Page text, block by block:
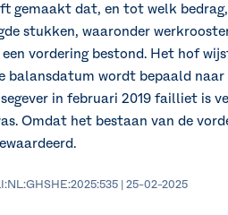
gemaakt dat, en tot welk
stukken, waaronder
vordering bestond. Het hof
balansdatum wordt bepaald
in februari 2019 failliet is
Omdat het bestaan van de
| 25-02-2025